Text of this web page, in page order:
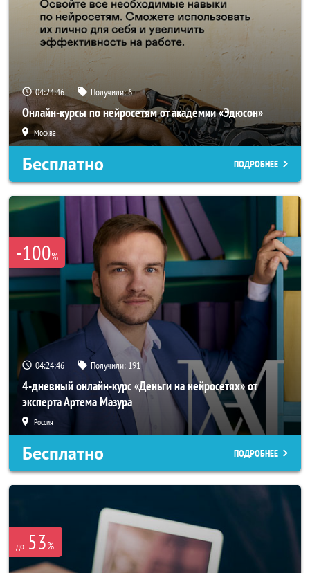
04:24:46 Получили:6
Онлайн-курсы по нейросетям от академии «Эдюсон»
Москва
Бесплатно ПОДРОБНЕЕ
-100%
04:24:46 Получили: 191
4-дневный онлайн-курс «Деньги на нейросетях» от
эксперта Артема Мазура
Россия
Бесплатно ПОДРОБНЕЕ
до 53%